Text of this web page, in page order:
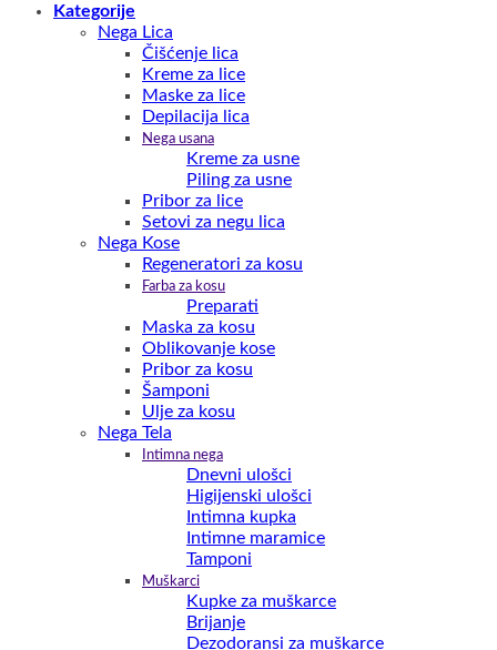
Kategorije
Nega Lica
Čišćenje lica
Kreme za lice
Maske za lice
Depilacija lica
Nega usana
Kreme za usne
Piling za usne
Pribor za lice
Setovi za negu lica
Nega Kose
Regeneratori za kosu
Farba za kosu
Preparati
Maska za kosu
Oblikovanje kose
Pribor za kosu
Šamponi
Ulje za kosu
Nega Tela
Intimna nega
Dnevni ulošci
Higijenski ulošci
Intimna kupka
Intimne maramice
Tamponi
Muškarci
Kupke za muškarce
Brijanje
Dezodoransi za muškarce